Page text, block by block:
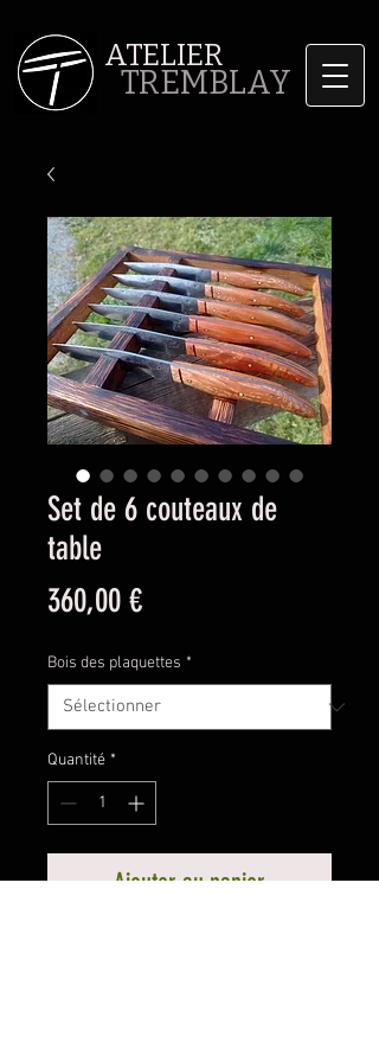
ATELIER
TREMBLAY
Set de 6 couteaux de
table
360,00 €Prix
Bois des plaquettes *
Quantité *
Ajouter au panier